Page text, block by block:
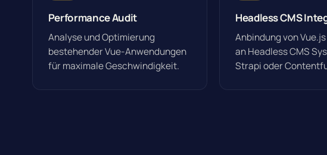
Performance Audit
Analyse und Optimierung
bestehender Vue-Anwendungen
für maximale Geschwindigkeit.
Headless CMS
Anbindung von
an Headless CMS
Strapi oder